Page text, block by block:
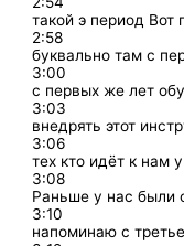
такой э период
2:58
буквально там с
3:00
с первых же лет
3:03
внедрять этот
3:06
тех кто идёт к нам
3:08
Раньше у нас были
3:10
напоминаю с